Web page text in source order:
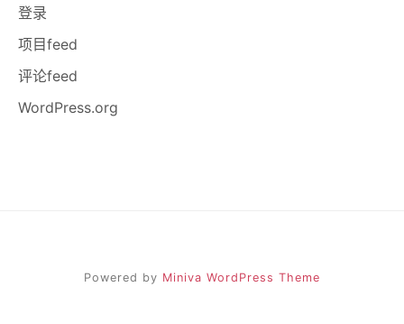
登录
项目feed
评论feed
WordPress.org
Powered by Miniva WordPress Theme